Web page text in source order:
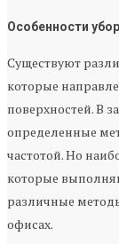
Особенности
Существуют
которые
поверхностей. В
определенные
частотой. Но
которые
различные
офисах.